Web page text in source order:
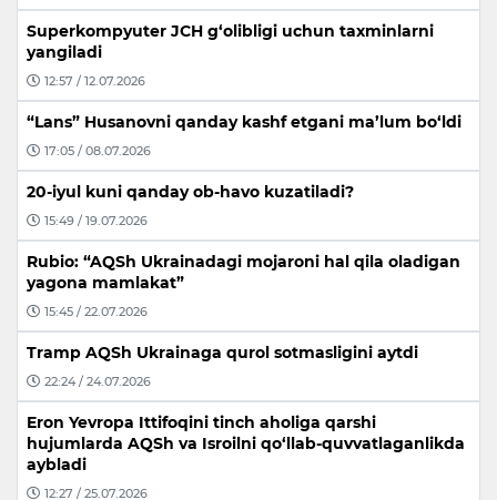
Superkompyuter JCH g‘olibligi uchun taxminlarni
yangiladi
12:57 / 12.07.2026
“Lans” Husanovni qanday kashf etgani ma’lum bo‘ldi
17:05 / 08.07.2026
20-iyul kuni qanday ob-havo kuzatiladi?
15:49 / 19.07.2026
Rubio: “AQSh Ukrainadagi mojaroni hal qila oladigan
yagona mamlakat”
15:45 / 22.07.2026
Tramp AQSh Ukrainaga qurol sotmasligini aytdi
22:24 / 24.07.2026
Eron Yevropa Ittifoqini tinch aholiga qarshi
hujumlarda AQSh va Isroilni qo‘llab-quvvatlaganlikda
aybladi
12:27 / 25.07.2026